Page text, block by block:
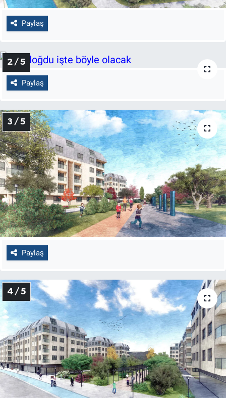
Paylaş
2 / 5
Paylaş
3 / 5
Paylaş
4 / 5